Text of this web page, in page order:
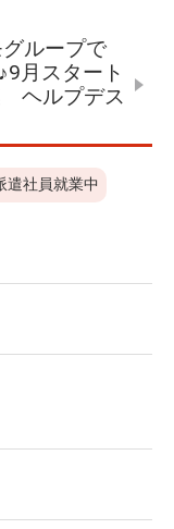
グループで
月スタート
ヘルプデス
遣社員就業中